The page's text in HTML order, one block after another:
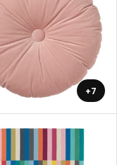
+7